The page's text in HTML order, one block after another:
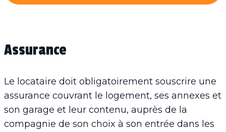
Assurance
Le locataire doit obligatoirement souscrire une
assurance couvrant le logement, ses annexes et
son garage et leur contenu, auprès de la
compagnie de son choix à son entrée dans les